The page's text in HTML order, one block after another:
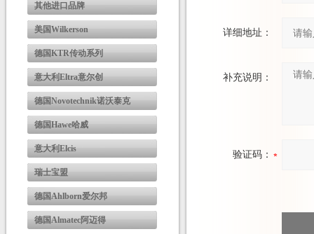
其他进口品牌
美国Wilkerson
德国KTR传动系列
意大利Eltra意尔创
德国Novotechnik诺沃泰克
德国Hawe哈威
意大利Elcis
瑞士宝盟
德国Ahlborn爱尔邦
德国Almatec阿迈得
详细地址：
补充说明：
验证码：